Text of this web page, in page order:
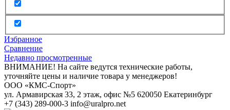
Избранное
Сравнение
Недавно просмотренные
ВНИМАНИЕ! На сайте ведутся технические работы,
уточняйте цены и наличие товара у менеджеров!
ООО «КМС-Спорт»
ул. Армавирская 33, 2 этаж, офис №5 620050 Екатеринбург
+7 (343) 289-000-3 info@uralpro.net